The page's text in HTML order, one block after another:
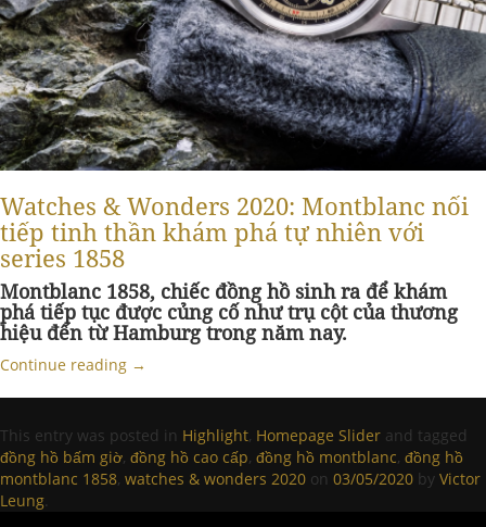
Watches & Wonders 2020: Montblanc nối
tiếp tinh thần khám phá tự nhiên với
series 1858
Montblanc 1858, chiếc đồng hồ sinh ra để khám
phá tiếp tục được củng cố như trụ cột của thương
hiệu đến từ Hamburg trong năm nay.
Continue reading →
This entry was posted in Highlight, Homepage Slider and tagged
đồng hồ bấm giờ, đồng hồ cao cấp, đồng hồ montblanc, đồng hồ
montblanc 1858, watches & wonders 2020 on 03/05/2020 by Victor
Leung.